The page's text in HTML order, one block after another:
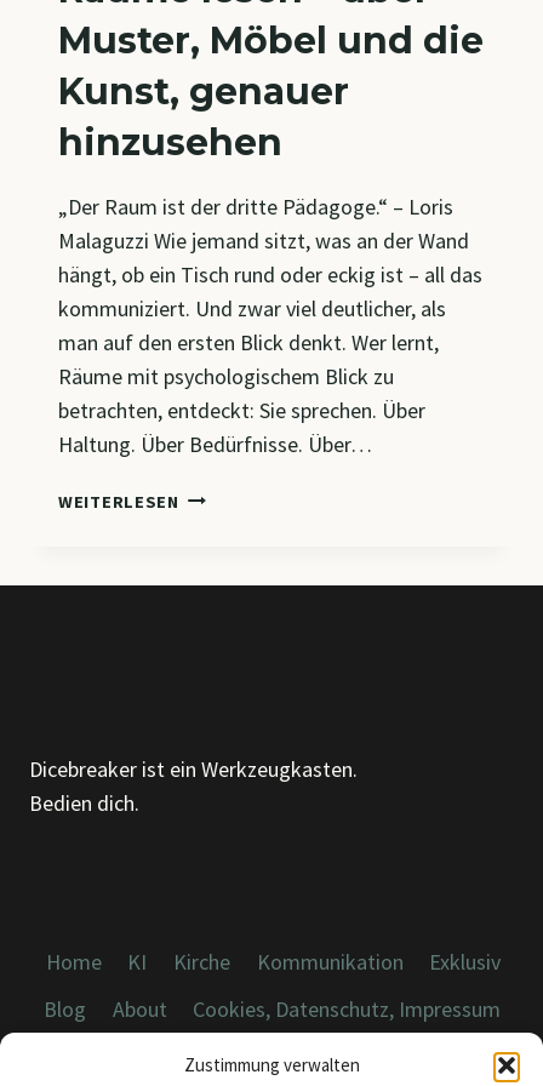
Zustimmung verwalten
Muster, Möbel und die
Kunst, genauer
hinzusehen
„Der Raum ist der dritte Pädagoge.“ – Loris
Malaguzzi Wie jemand sitzt, was an der Wand
hängt, ob ein Tisch rund oder eckig ist – all das
kommuniziert. Und zwar viel deutlicher, als
man auf den ersten Blick denkt. Wer lernt,
Räume mit psychologischem Blick zu
betrachten, entdeckt: Sie sprechen. Über
Haltung. Über Bedürfnisse. Über…
WEITERLESEN RÄUME
HINZUSEHEN
Dicebreaker ist ein Werkzeugkasten.
Bedien dich.
Home KI Kirche Kommunikation
Exklusiv
Blog
About Cookies, Datenschutz, Impressum